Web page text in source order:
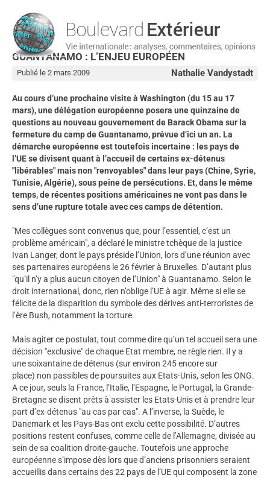
GUANTANAMO : L’ENJEU EUROPÉEN
Nathalie Vandystadt
Publié le 2 mars 2009
Au cours d’une prochaine visite à Washington (du 15 au 17
mars), une délégation européenne posera une quinzaine de
questions au nouveau gouvernement de Barack Obama sur la
fermeture du camp de Guantanamo, prévue d’ici un an. La
démarche européenne est toutefois incertaine : les pays de
l’UE se divisent quant à l’accueil de certains ex-détenus
"libérables" mais non "renvoyables" dans leur pays (Chine, Syrie,
Tunisie, Algérie), sous peine de persécutions. Et, dans le même
temps, de récentes positions américaines ne vont pas dans le
sens d’une rupture totale avec ces camps de détention.
"Mes collègues sont convenus que, pour l’essentiel, c’est un
problème américain", a déclaré le ministre tchèque de la justice
Ivan Langer, dont le pays préside l’Union, lors d’une réunion avec
ses partenaires européens le 26 février à Bruxelles. D’autant plus
"qu’il n’y a plus aucun citoyen de l’Union" à Guantanamo. Selon le
droit international, donc, rien n’oblige l’UE à agir. Même si elle se
félicite de la disparition du symbole des dérives anti-terroristes de
l’ère Bush, notamment la torture.
Mais agiter ce postulat, tout comme dire qu’un tel accueil sera une
décision "exclusive" de chaque Etat membre, ne règle rien. Il y a
une soixantaine de détenus (sur environ 245 encore sur
place) non passibles de poursuites aux Etats-Unis, selon les ONG.
A ce jour, seuls la France, l’Italie, l’Espagne, le Portugal, la Grande-
Bretagne se disent prêts à assister les Etats-Unis et à prendre leur
part d’ex-détenus "au cas par cas". A l’inverse, la Suède, le
Danemark et les Pays-Bas ont exclu cette possibilité. D’autres
positions restent confuses, comme celle de l’Allemagne, divisée au
sein de sa coalition droite-gauche. Toutefois une approche
européenne s’impose dès lors que d’anciens prisonniers seraient
accueillis dans certains des 22 pays de l’UE qui composent la zone